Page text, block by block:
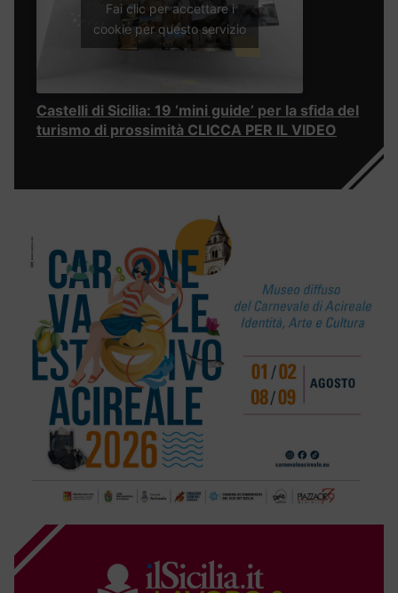
Fai clic per accettare i
cookie per questo servizio
Castelli di Sicilia: 19 ‘mini guide’ per la sfida del
turismo di prossimità CLICCA PER IL VIDEO